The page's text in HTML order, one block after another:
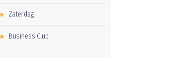
Zaterdag
Business Club